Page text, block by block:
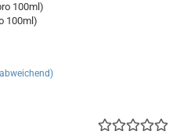
100ml)
100ml)